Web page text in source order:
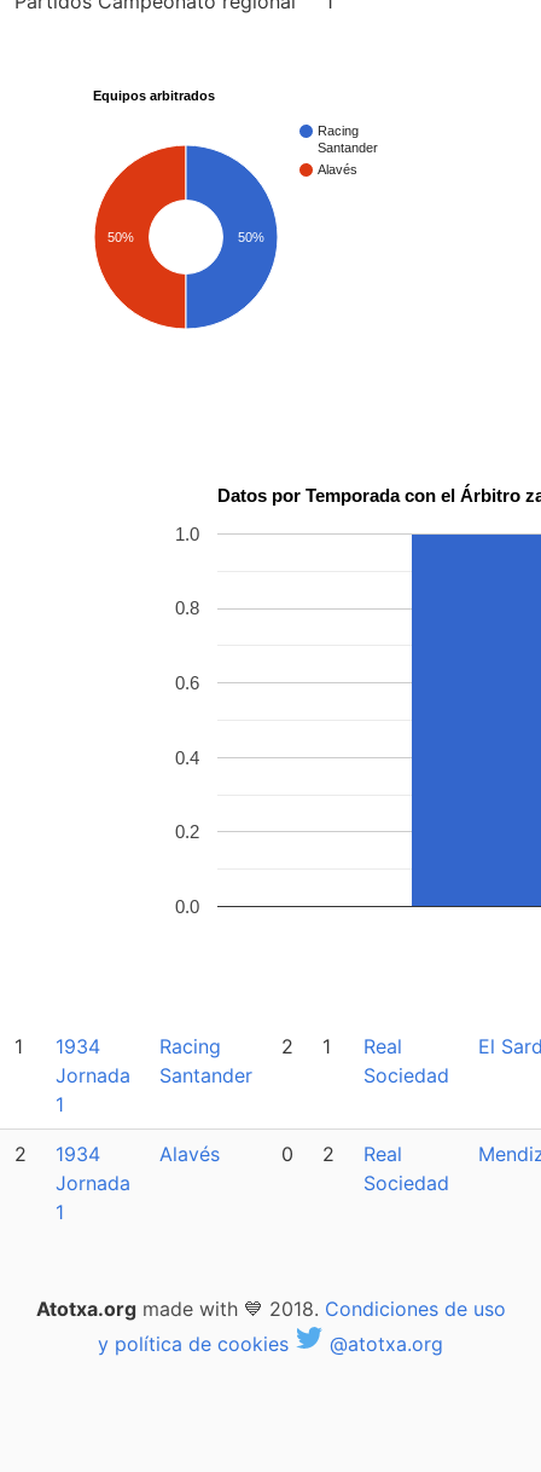
Equipos arbitrados
Racing
Santander
Alavés
50% 50%
Datos por Temporada con el Árbitro
0.0
0.2
0.4
0.6
0.8
1.0
1
1934
Jornada
1
Racing
Santander
2 1
Real
Sociedad
El
2
1934
Jornada
1
Alavés 0 2
Real
Sociedad
Atotxa.orgmade with 💙 2018. Condiciones de uso
y política de cookies
@atotxa.org